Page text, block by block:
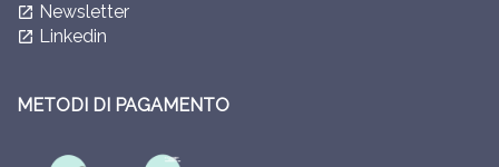
launch Newsletter
launch Linkedin
METODI DI PAGAMENTO